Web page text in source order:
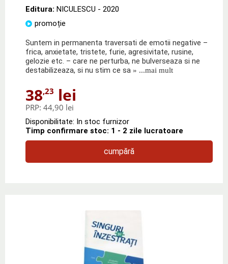
Editura: NICULESCU - 2020
promoție
Suntem in permanenta traversati de emotii negative –
frica, anxietate, tristete, furie, agresivitate, rusine,
gelozie etc. – care ne perturba, ne bulverseaza si ne
destabilizeaza, si nu stim ce sa » ...mai mult
38,23 lei
PRP: 44,90 lei
Disponibilitate: In stoc furnizor
Timp confirmare stoc: 1 - 2 zile lucratoare
cumpără